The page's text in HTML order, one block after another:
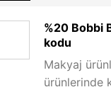
%20 Bobbi
kodu
Makyaj
ürünlerinde